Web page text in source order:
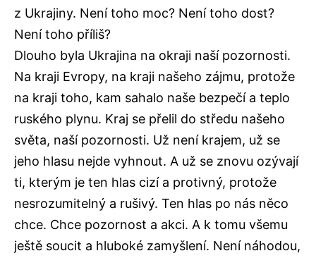
z Ukrajiny. Není toho moc? Není toho dost?
Není toho příliš?
Dlouho byla Ukrajina na okraji naší pozornosti.
Na kraji Evropy, na kraji našeho zájmu, protože
na kraji toho, kam sahalo naše bezpečí a teplo
ruského plynu. Kraj se přelil do středu našeho
světa, naší pozornosti. Už není krajem, už se
jeho hlasu nejde vyhnout. A už se znovu ozývají
ti, kterým je ten hlas cizí a protivný, protože
nesrozumitelný a rušivý. Ten hlas po nás něco
chce. Chce pozornost a akci. A k tomu všemu
ještě soucit a hluboké zamyšlení. Není náhodou,